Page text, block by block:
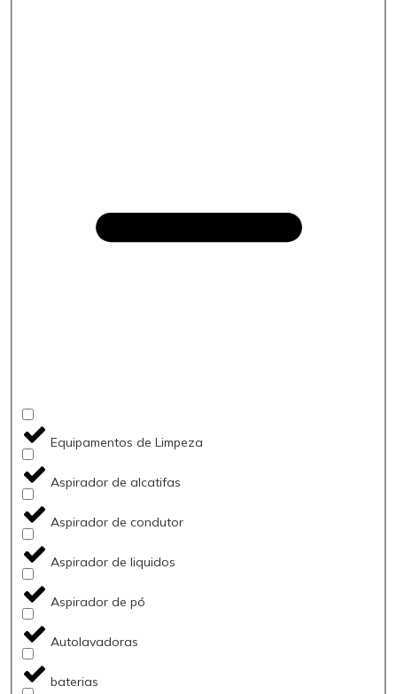
Equipamentos de Limpeza
Aspirador de alcatifas
Aspirador de condutor
Aspirador de liquidos
Aspirador de pó
Autolavadoras
baterias